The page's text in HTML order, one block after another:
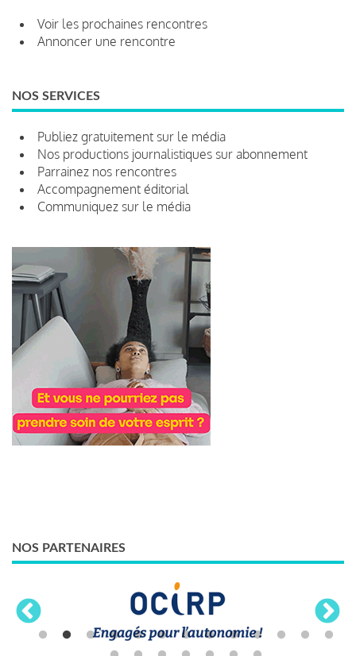
Voir les prochaines rencontres
Annoncer une rencontre
NOS SERVICES
Publiez gratuitement sur le média
Nos productions journalistiques sur abonnement
Parrainez nos rencontres
Accompagnement éditorial
Communiquez sur le média
NOS PARTENAIRES